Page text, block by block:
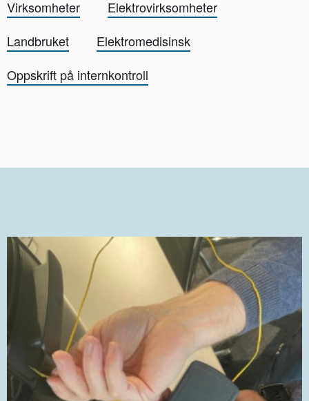
Virksomheter
Elektrovirksomheter
Landbruket
Elektromedisinsk
Oppskrift på internkontroll